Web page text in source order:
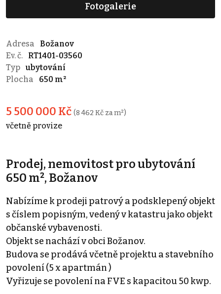
Fotogalerie
Adresa
Božanov
Ev. č.
RT1401-03560
Typ ubytování
Plocha
650 m²
5 500 000 Kč (8 462 Kč za m²)
včetně provize
Prodej, nemovitost pro ubytování
650 m², Božanov
Nabízíme k prodeji patrový a podsklepený objekt
s číslem popisným, vedený v katastru jako objekt
občanské vybavenosti.
Objekt se nachází v obci Božanov.
Budova se prodává včetně projektu a stavebního
povolení (5 x apartmán )
Vyřizuje se povolení na FVE s kapacitou 50 kwp.